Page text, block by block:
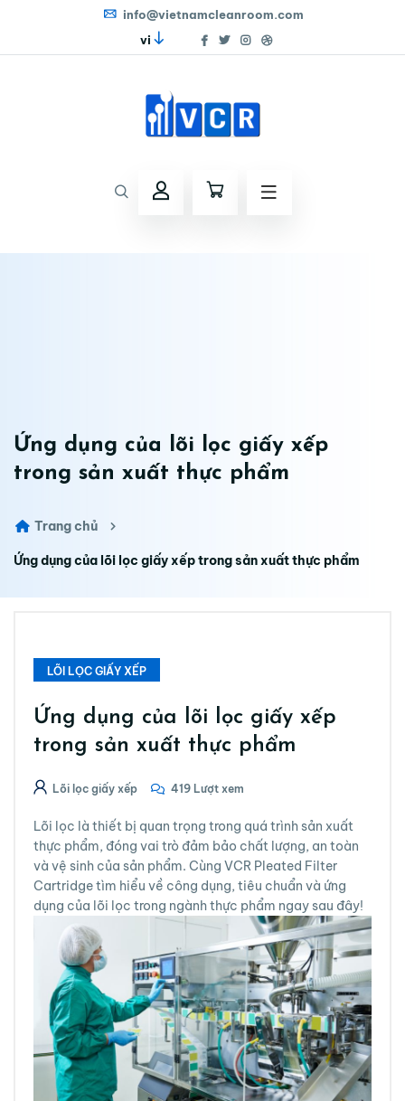
info@vietnamcleanroom.com
vi
Ứng dụng của lõi lọc giấy xếp
trong sản xuất thực phẩm
Trang chủ
Ứng dụng của lõi lọc giấy xếp trong sản xuất thực phẩm
LÕI LỌC GIẤY XẾP
Ứng dụng của lõi lọc giấy xếp
trong sản xuất thực phẩm
Lõi lọc giấy xếp 419 Lượt xem
Lõi lọc là thiết bị quan trọng trong quá trình sản xuất
thực phẩm, đóng vai trò đảm bảo chất lượng, an toàn
và vệ sinh của sản phẩm. Cùng VCR Pleated Filter
Cartridge tìm hiểu về công dụng, tiêu chuẩn và ứng
dụng của lõi lọc trong ngành thực phẩm ngay sau đây!